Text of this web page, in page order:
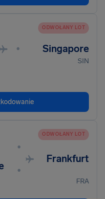
ODWOŁANY LOT
• Singapore
SIN
ODWOŁANY LOT
•
•
Frankfurt
FRA